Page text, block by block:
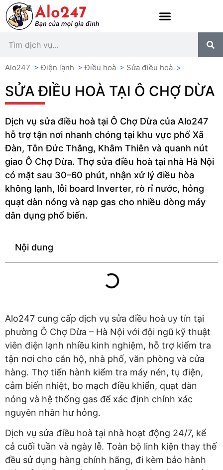
Alo247 >Điện lạnh >Điều hoà > Sửa điều hoà >
SỬA ĐIỀU HOÀ TẠI Ô CHỢ DỪA
Dịch vụ sửa điều hoà tại Ô Chợ Dừa của Alo247
hỗ trợ tận nơi nhanh chóng tại khu vực phố Xã
Đàn, Tôn Đức Thắng, Khâm Thiên và quanh nút
giao Ô Chợ Dừa. Thợ sửa điều hoà tại nhà Hà Nội
có mặt sau 30–60 phút, nhận xử lý điều hòa
không lạnh, lỗi board Inverter, rò rỉ nước, hỏng
quạt dàn nóng và nạp gas cho nhiều dòng máy
dân dụng phổ biến.
Nội dung
Alo247 cung cấp dịch vụ sửa điều hoà uy tín tại
phường Ô Chợ Dừa – Hà Nội với đội ngũ kỹ thuật
viên điện lạnh nhiều kinh nghiệm, hỗ trợ kiểm tra
tận nơi cho căn hộ, nhà phố, văn phòng và cửa
hàng. Thợ tiến hành kiểm tra máy nén, tụ điện,
cảm biến nhiệt, bo mạch điều khiển, quạt dàn
nóng và hệ thống gas để xác định chính xác
nguyên nhân hư hỏng.
Dịch vụ sửa điều hoà tại nhà hoạt động 24/7, kể
cả cuối tuần và ngày lễ. Toàn bộ linh kiện thay thế
đều sử dụng hàng chính hãng, đi kèm bảo hành